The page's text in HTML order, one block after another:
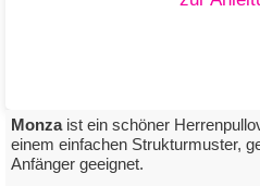
Monzaist ein schöner
einem einfachen Strukturmuster,
Anfänger geeignet.